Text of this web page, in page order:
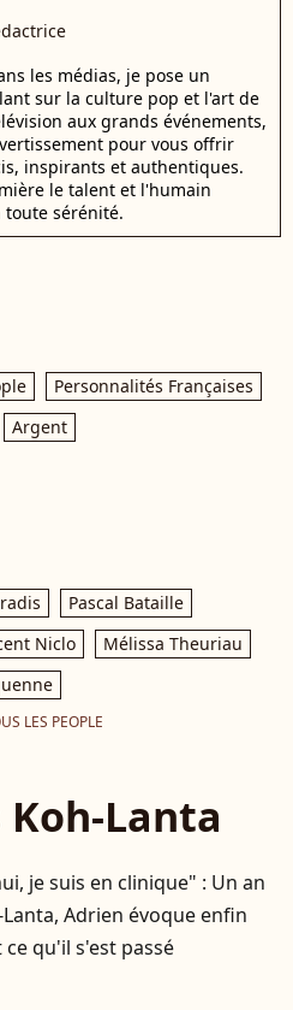
les médias, je pose un
sur la culture pop et l'art de
aux grands événements,
pour vous offrir
inspirants et authentiques.
le talent et l'humain
sérénité.
Personnalités Françaises
Argent
Pascal Bataille
Niclo
Mélissa Theuriau
LES PEOPLE
Lanta
je suis en clinique" : Un an
Adrien évoque enfin
qu'il s'est passé